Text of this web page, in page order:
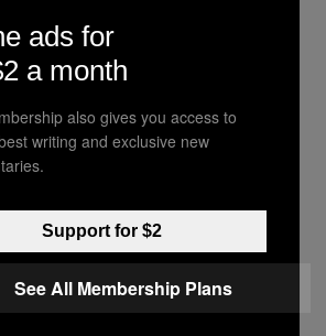
50 odsto telesne težine na
teg i spuštajte se 8 minuta
( Forma je ovde
kako počinjete da vam
ne junačite se; smanjite
ads for
a month
also gives you access to
writing and exclusive new
Support for $2
See All Membership Plans